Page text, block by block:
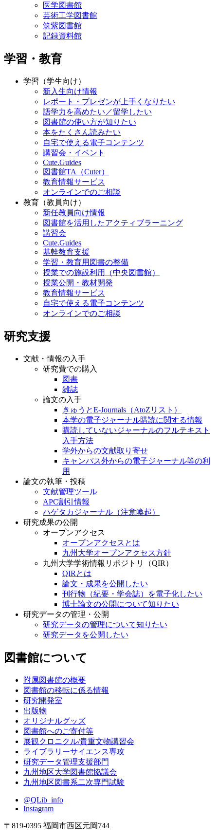
医学図書館
芸術工学図書館
筑紫図書館
記録資料館
学習・教育
学習（学生向け）
新入生向け情報
レポート・プレゼンが上手くなりたい
語学力を高めたい／留学したい
図書館の使い方が知りたい
本をたくさん読みたい
自宅で使える電子コンテンツ
講習会・イベント
Cute.Guides
図書館TA（Cuter）
教育情報サービス
オンラインでのご相談
教育（教員向け）
新任教員向け情報
図書館を活用したアクティブラーニング
講習会
Cute.Guides
基幹教育支援
学習・教育用図書の整備
授業での施設利用（中央図書館）
授業公開・教材開発
教育情報サービス
自宅で使える電子コンテンツ
オンラインでのご相談
研究支援
文献・情報の入手
研究費での購入
図書
雑誌
論文の入手
きゅうとE-Journals（AtoZリスト）
本学の電子ジャーナル購読に関する情報
購読していないジャーナルのフルテキスト
入手方法
学外からの文献取り寄せ
キャンパス外からの電子ジャーナル等の利
用
論文の執筆・投稿
文献管理ツール
APC割引情報
ハゲタカジャーナル（注意喚起）
研究成果の公開
オープンアクセス
オープンアクセスとは
九州大学オープンアクセス方針
九州大学学術情報リポジトリ（QIR）
QIRとは
論文・成果を公開したい
刊行物（紀要・学会誌）を電子化したい
博士論文の公開について知りたい
研究データの管理・公開
研究データの管理について知りたい
研究データを公開したい
図書館について
附属図書館の概要
図書館の移転に係る情報
研究開発室
出版物
オリジナルグッズ
図書館へのご寄付等
展観クロニクル/貴重文物講習会
ライブラリーサイエンス専攻
研究データ管理支援部門
九州地区大学図書館協議会
九州地区図書系二次専門試験
@QLib_info
Instagram
〒819-0395 福岡市西区元岡744